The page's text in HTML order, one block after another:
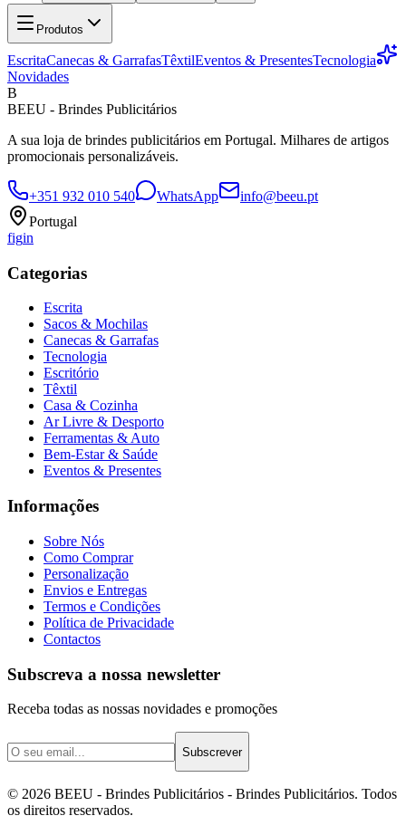
Produtos
EscritaCanecas & GarrafasTêxtilEventos & PresentesTecnologia
Novidades
B
BEEU - Brindes Publicitários
A sua loja de brindes publicitários em Portugal. Milhares de artigos
promocionais personalizáveis.
+351 932 010 540 WhatsApp
info@beeu.pt
Portugal
figin
Categorias
Escrita
Sacos & Mochilas
Canecas & Garrafas
Tecnologia
Escritório
Têxtil
Casa & Cozinha
Ar Livre & Desporto
Ferramentas & Auto
Bem-Estar & Saúde
Eventos & Presentes
Informações
Sobre Nós
Como Comprar
Personalização
Envios e Entregas
Termos e Condições
Política de Privacidade
Contactos
Subscreva a nossa newsletter
Receba todas as nossas novidades e promoções
Subscrever
© 2026 BEEU - Brindes Publicitários - Brindes Publicitários. Todos
os direitos reservados.